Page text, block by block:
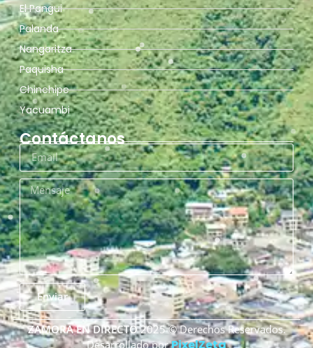
El Pangui
Palanda
Nangaritza
Paquisha
Chinchipe
Yacuambi
Contáctanos
Enviar
ZAMORA EN DIRECTO2025 © Derechos Reservados.
Desarrollado porPixelZeta